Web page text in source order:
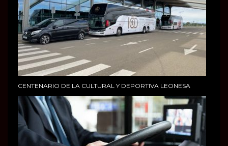
CENTENARIO DE LA CULTURAL Y DEPORTIVA LEONESA